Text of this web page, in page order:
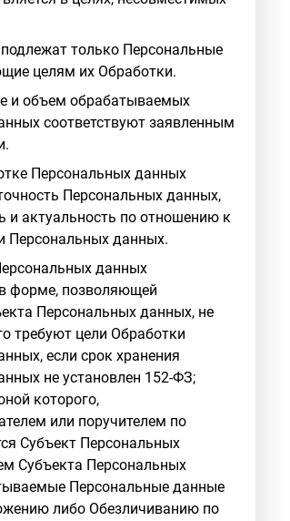
только Персональные
целям их Обработки.
и объем обрабатываемых
соответствуют заявленным
Персональных данных
Персональных данных,
и актуальность по отношению к
Персональных данных.
данных
форме, позволяющей
Персональных данных, не
требуют цели Обработки
если срок хранения
не установлен 152-ФЗ;
которого,
или поручителем по
Субъект Персональных
Субъекта Персональных
Персональные данные
либо Обезличиванию по